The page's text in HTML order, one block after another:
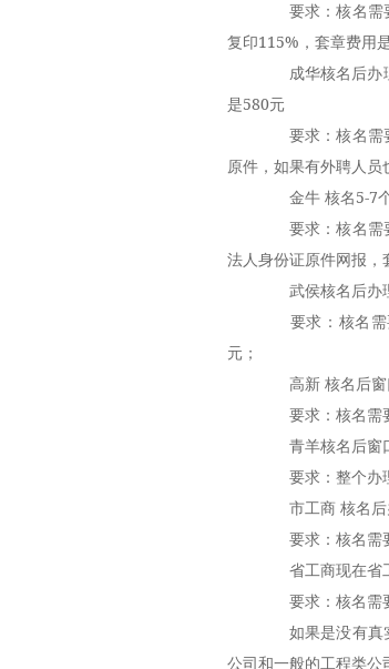
要求：核名需要
复印115%，套章费用
成华核名后办理
是580元
要求：核名需要
原件，如果有外聘人员
金牛 核名5-7个
要求：核名需要
法人身份证原件网报，
武侯核名后办理
要求：核名需
元；
高新 核名后窗
要求：核名需要
青羊核名后窗口
要求：整个办理
市工商 核名后
要求：核名需要
省工商现在省工
要求：核名需要
如果是没有真实
公司和一般的工程类公